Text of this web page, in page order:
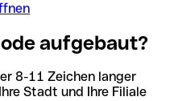
aufgebaut?
8-11 Zeichen langer
Stadt und Ihre Filiale